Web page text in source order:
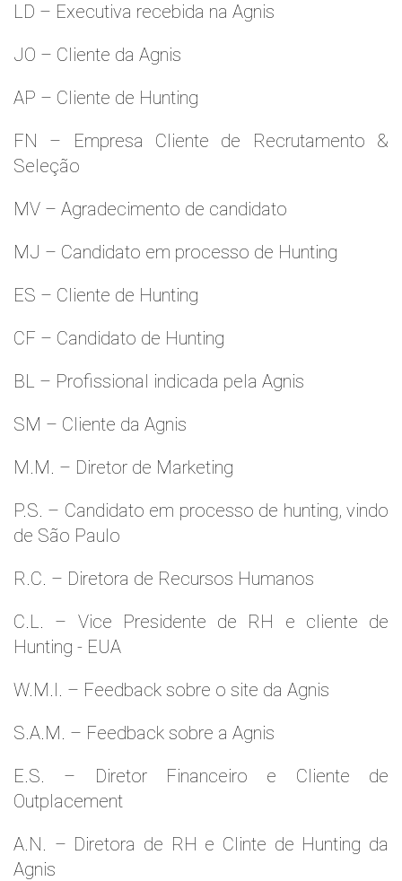
LD – Executiva recebida na Agnis
JO – Cliente da Agnis
AP – Cliente de Hunting
FN – Empresa Cliente de Recrutamento &
Seleção
MV – Agradecimento de candidato
MJ – Candidato em processo de Hunting
ES – Cliente de Hunting
CF – Candidato de Hunting
BL – Profissional indicada pela Agnis
SM – Cliente da Agnis
M.M. – Diretor de Marketing
P.S. – Candidato em processo de hunting, vindo
de São Paulo
R.C. – Diretora de Recursos Humanos
C.L. – Vice Presidente de RH e cliente de
Hunting - EUA
W.M.l. – Feedback sobre o site da Agnis
S.A.M. – Feedback sobre a Agnis
E.S. – Diretor Financeiro e Cliente de
Outplacement
A.N. – Diretora de RH e Clinte de Hunting da
Agnis